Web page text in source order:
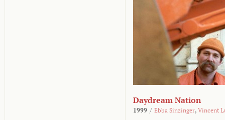
Daydream Nation
1999 / Ebba Sinzinger, Vincent